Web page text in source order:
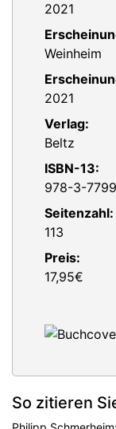
2021
Weinheim
2021
Verlag:
Beltz
ISBN-13:
978-3-
Seitenzahl:
113
Preis:
17,95€
So zitieren